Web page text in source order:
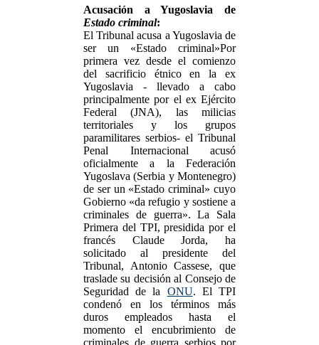
Acusación a Yugoslavia de
Estado criminal:
El Tribunal acusa a Yugoslavia de
ser un «Estado criminal»Por
primera vez desde el comienzo
del sacrificio étnico en la ex
Yugoslavia - llevado a cabo
principalmente por el ex Ejército
Federal (JNA), las milicias
territoriales y los grupos
paramilitares serbios- el Tribunal
Penal Internacional acusó
oficialmente a la Federación
Yugoslava (Serbia y Montenegro)
de ser un «Estado criminal» cuyo
Gobierno «da refugio y sostiene a
criminales de guerra». La Sala
Primera del TPI, presidida por el
francés Claude Jorda, ha
solicitado al presidente del
Tribunal, Antonio Cassese, que
traslade su decisión al Consejo de
Seguridad de la ONU. El TPI
condenó en los términos más
duros empleados hasta el
momento el encubrimiento de
criminales de guerra serbios por